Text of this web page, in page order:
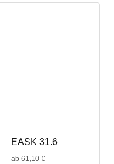
EASK 31.6
ab 61,10 €